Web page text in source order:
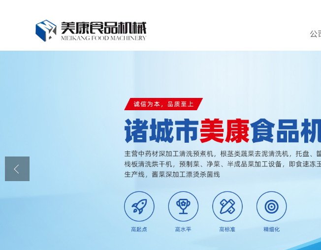
公
公司首页
在线留言